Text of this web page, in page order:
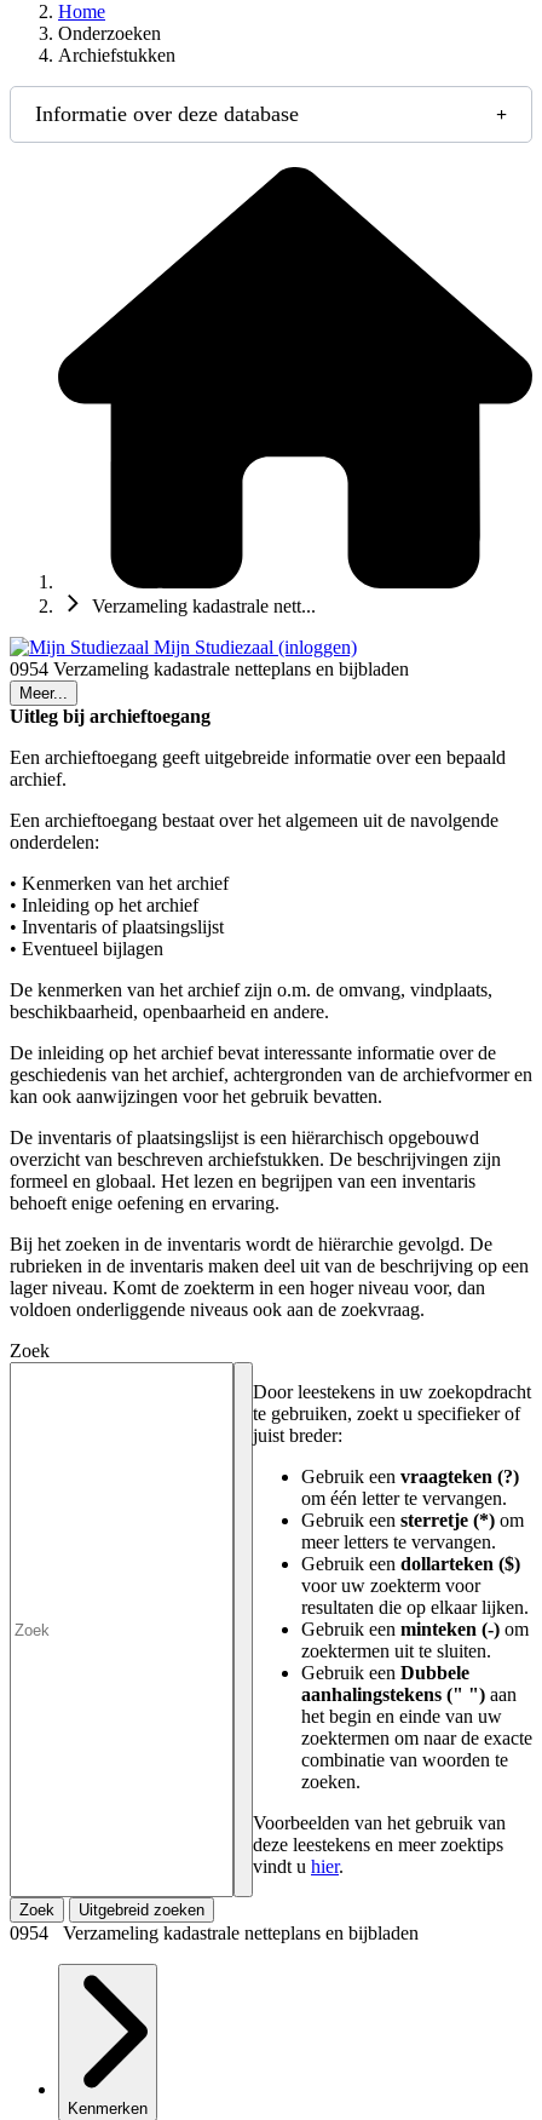
Home
Onderzoeken
Archiefstukken
Informatie over deze database
Verzameling kadastrale nett...
Mijn Studiezaal (inloggen)
0954 Verzameling kadastrale netteplans en bijbladen
Meer...
Uitleg bij archieftoegang
Een archieftoegang geeft uitgebreide informatie over een bepaald
archief.
Een archieftoegang bestaat over het algemeen uit de navolgende
onderdelen:
• Kenmerken van het archief
• Inleiding op het archief
• Inventaris of plaatsingslijst
• Eventueel bijlagen
De kenmerken van het archief zijn o.m. de omvang, vindplaats,
beschikbaarheid, openbaarheid en andere.
De inleiding op het archief bevat interessante informatie over de
geschiedenis van het archief, achtergronden van de archiefvormer en
kan ook aanwijzingen voor het gebruik bevatten.
De inventaris of plaatsingslijst is een hiërarchisch opgebouwd
overzicht van beschreven archiefstukken. De beschrijvingen zijn
formeel en globaal. Het lezen en begrijpen van een inventaris
behoeft enige oefening en ervaring.
Bij het zoeken in de inventaris wordt de hiërarchie gevolgd. De
rubrieken in de inventaris maken deel uit van de beschrijving op een
lager niveau. Komt de zoekterm in een hoger niveau voor, dan
voldoen onderliggende niveaus ook aan de zoekvraag.
Zoek
Door leestekens in uw zoekopdracht
te gebruiken, zoekt u specifieker of
juist breder:
Gebruik een vraagteken (?)
om één letter te vervangen.
Gebruik een sterretje (*) om
meer letters te vervangen.
Gebruik een dollarteken ($)
voor uw zoekterm voor
resultaten die op elkaar lijken.
Gebruik een minteken (-) om
zoektermen uit te sluiten.
Gebruik een Dubbele
aanhalingstekens (" ") aan
het begin en einde van uw
zoektermen om naar de exacte
combinatie van woorden te
zoeken.
Voorbeelden van het gebruik van
deze leestekens en meer zoektips
vindt u hier.
Zoek Uitgebreid zoeken
0954 Verzameling kadastrale netteplans en bijbladen
Kenmerken